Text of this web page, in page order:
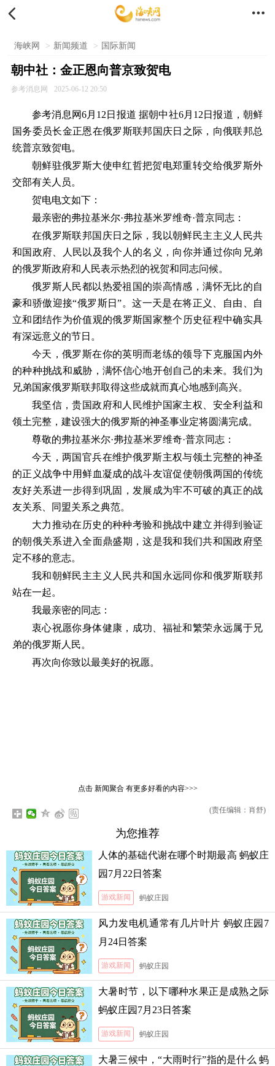
 
海峡网 > 新闻频道 > 国际新闻
朝中社：金正恩向普京致贺电
参考消息网 2025-06-12 20:50
参考消息网6月12日报道 据朝中社6月12日报道，朝鲜
国务委员长金正恩在俄罗斯联邦国庆日之际，向俄联邦总
统普京致贺电。
朝鲜驻俄罗斯大使申红哲把贺电郑重转交给俄罗斯外
交部有关人员。
贺电电文如下：
最亲密的弗拉基米尔·弗拉基米罗维奇·普京同志：
在俄罗斯联邦国庆日之际，我以朝鲜民主主义人民共
和国政府、人民以及我个人的名义，向你并通过你向兄弟
的俄罗斯政府和人民表示热烈的祝贺和同志问候。
俄罗斯人民都以热爱祖国的崇高情感，满怀无比的自
豪和骄傲迎接“俄罗斯日”。这一天是在将正义、自由、自
立和团结作为价值观的俄罗斯国家整个历史征程中确实具
有深远意义的节日。
今天，俄罗斯在你的英明而老练的领导下克服国内外
的种种挑战和威胁，满怀信心地开创自己的未来。我们为
兄弟国家俄罗斯联邦取得这些成就而真心地感到高兴。
我坚信，贵国政府和人民维护国家主权、安全利益和
领土完整，建设强大的俄罗斯的神圣事业定将圆满完成。
尊敬的弗拉基米尔·弗拉基米罗维奇·普京同志：
今天，两国官兵在维护俄罗斯主权与领土完整的神圣
的正义战争中用鲜血凝成的战斗友谊促使朝俄两国的传统
友好关系进一步得到巩固，发展成为牢不可破的真正的战
友关系、同盟关系之典范。
大力推动在历史的种种考验和挑战中建立并得到验证
的朝俄关系进入全面鼎盛期，这是我和我们共和国政府坚
定不移的意志。
我和朝鲜民主主义人民共和国永远同你和俄罗斯联邦
站在一起。
我最亲密的同志：
衷心祝愿你身体健康，成功、福祉和繁荣永远属于兄
弟的俄罗斯人民。
再次向你致以最美好的祝愿。
点击 新闻聚合有更多好看的内容>>>
(责任编辑：肖舒)
为您推荐
人体的基础代谢在哪个时期最高 蚂蚁庄
园7月22日答案
游戏新闻 蚂蚁庄园
风力发电机通常有几片叶片 蚂蚁庄园7
月24日答案
游戏新闻 蚂蚁庄园
大暑时节，以下哪种水果正是成熟之际
蚂蚁庄园7月23日答案
游戏新闻 蚂蚁庄园
大暑三候中，“大雨时行”指的是什么 蚂